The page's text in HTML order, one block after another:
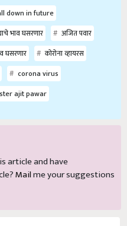
down in future
भाव घसरणार
अजित पवार
घसरणार
कोरोना व्हायरस
corona virus
ajit pawar
article and have
Mailme your suggestions